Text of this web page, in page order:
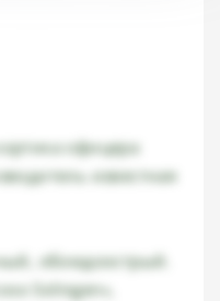
офицера
известная
обоюдоострый.
Solingen»,